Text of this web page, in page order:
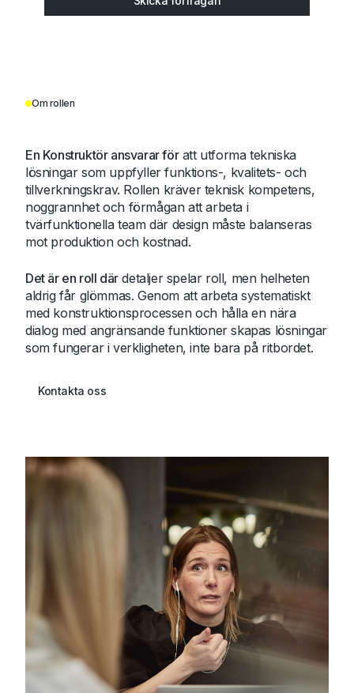
Om rollen
En Konstruktör ansvarar föratt utforma tekniska
lösningar som uppfyller funktions-, kvalitets- och
tillverkningskrav. Rollen kräver teknisk kompetens,
noggrannhet och förmågan att arbeta i
tvärfunktionella team där design måste balanseras
mot produktion och kostnad.
Det är en roll därdetaljer spelar roll, men helheten
aldrig får glömmas. Genom att arbeta systematiskt
med konstruktionsprocessen och hålla en nära
dialog med angränsande funktioner skapas lösningar
som fungerar i verkligheten, inte bara på ritbordet.
Kontakta oss